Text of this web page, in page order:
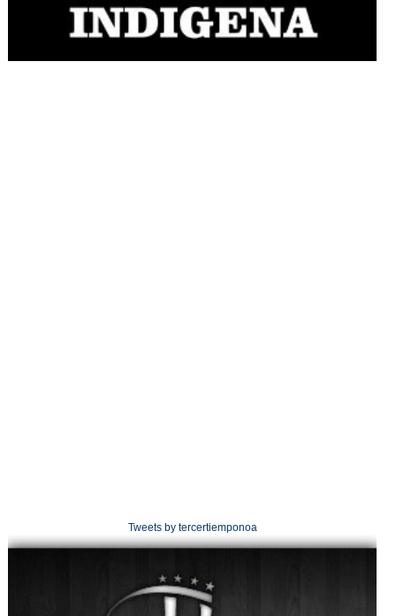
Tweets by tercertiemponoa